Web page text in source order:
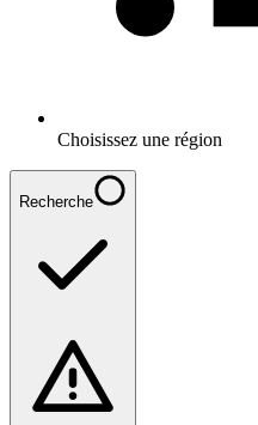
Choisissez une région
Recherche